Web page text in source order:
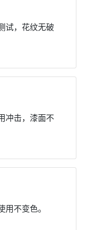
试，花纹⽆破
冲击，漆⾯不
不变⾊。